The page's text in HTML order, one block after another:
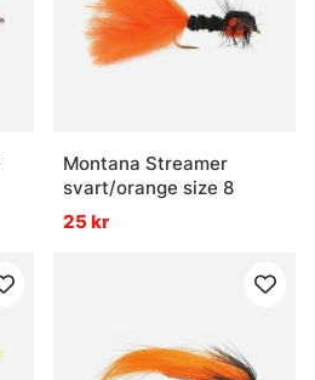
Montana Streamer
svart/orange size 8
25 kr